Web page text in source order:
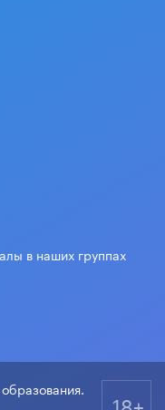
в наших группах